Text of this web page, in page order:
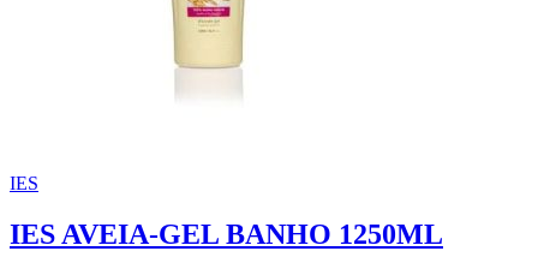
IES
IES AVEIA-GEL BANHO 1250ML